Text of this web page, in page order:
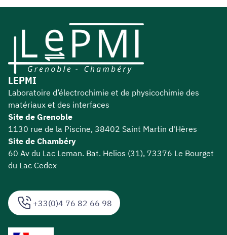
+33(0)4 76 82 66 98
LEPMI
Laboratoire d’électrochimie et de physicochimie des
matériaux et des interfaces
Site de Grenoble
1130 rue de la Piscine, 38402 Saint Martin d'Hères
Site de Chambéry
60 Av du Lac Leman. Bat. Helios (31), 73376 Le Bourget
du Lac Cedex